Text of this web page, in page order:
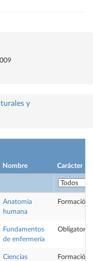
y
Nombre Carácter
Anatomía
humana
Formación
Fundamentos
de enfermería
Obligatoria
Ciencias
Formación